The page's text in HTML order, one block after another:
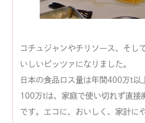
コチュジャンやチリソース、そし
いしいピッツァになりました。
日本の食品ロス量は年間400万t以
100万tは、家庭で使い切れず直接
です。エコに、おいしく、家計に